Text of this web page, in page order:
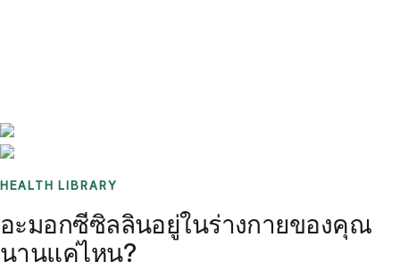
HEALTH LIBRARY
อะมอกซีซิลลินอยู่ในร่างกายของคุณ
นานแค่ไหน?